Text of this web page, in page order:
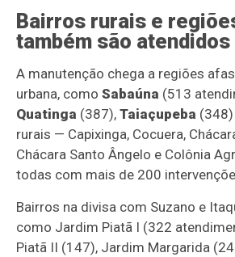
Bairros rurais e
também são atendidos
A manutenção chega a regiões
urbana, comoSabaúna (513
Quatinga (387),Taiaçupeba
rurais — Capixinga, Cocuera,
Chácara Santo Ângelo e Colônia
todas com mais de 200
Bairros na divisa com Suzano e
como Jardim Piatã I (322
Piatã II (147), Jardim Margarida